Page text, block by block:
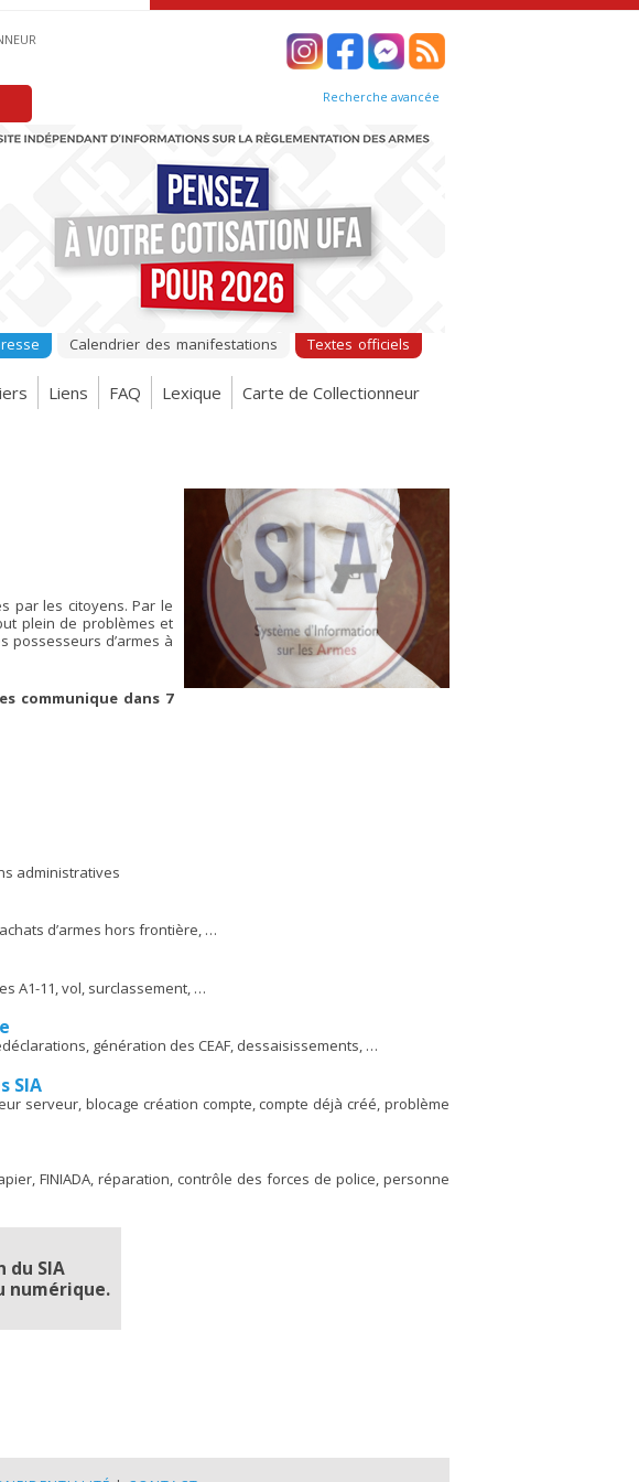
Recherche avancée
Calendrier des manifestations Textes officiels
Liens FAQ Lexique Carte de Collectionneur
par les citoyens. Par le
plein de problèmes et
possesseurs d’armes à
communique dans 7
administratives
d’armes hors frontière, …
A1-11, vol, surclassement, …
génération des CEAF, dessaisissements, …
SIA
serveur, blocage création compte, compte déjà créé, problème
FINIADA, réparation, contrôle des forces de police, personne
du SIA
numérique.